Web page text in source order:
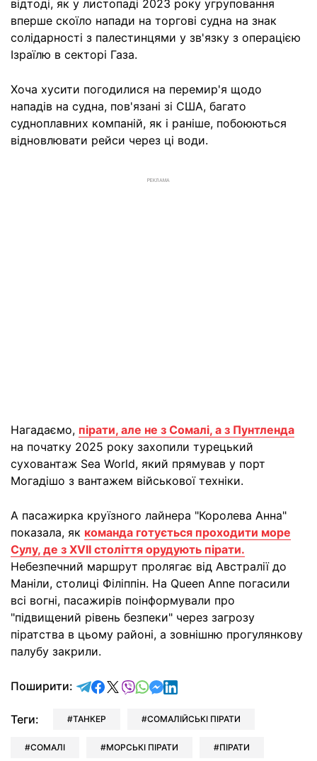
відтоді, як у листопаді 2023 року угруповання
вперше скоїло напади на торгові судна на знак
солідарності з палестинцями у зв'язку з операцією
Ізраїлю в секторі Газа.
Хоча хусити погодилися на перемир'я щодо
нападів на судна, пов'язані зі США, багато
судноплавних компаній, як і раніше, побоюються
відновлювати рейси через ці води.
РЕКЛАМА
Нагадаємо, пірати, але не з Сомалі, а з Пунтленда
на початку 2025 року захопили турецький
суховантаж Sea World, який прямував у порт
Могадішо з вантажем військової техніки.
А пасажирка круїзного лайнера "Королева Анна"
показала, як команда готується проходити море
Сулу, де з XVII століття орудують пірати.
Небезпечний маршрут пролягає від Австралії до
Маніли, столиці Філіппін. На Queen Anne погасили
всі вогні, пасажирів поінформували про
"підвищений рівень безпеки" через загрозу
піратства в цьому районі, а зовнішню прогулянкову
палубу закрили.
Поширити: відправити у Telegram
поділитись у Facebook
поділитись у X
відправити у Viber
відправити у Whatsapp
відправити у Messenger
відправити у LinkedIn
Теги: ТАНКЕР СОМАЛІЙСЬКІ ПІРАТИ
СОМАЛІ МОРСЬКІ ПІРАТИ ПІРАТИ